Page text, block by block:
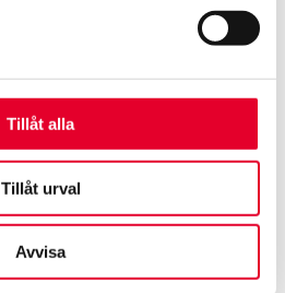
Tillåt alla
Tillåt urval
Avvisa